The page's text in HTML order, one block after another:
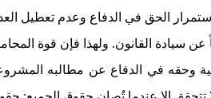
الحق في الدفاع وعدم تعطيل
عن سيادة القانون. ولهذا فإن قوة
وحقه في الدفاع عن مطالبه